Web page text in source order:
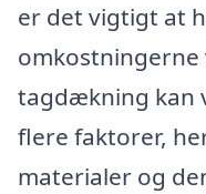
er det vigtigt at
omkostningerne
tagdækning kan
flere faktorer,
materialer og